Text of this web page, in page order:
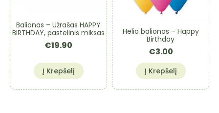
Balionas – Užrašas HAPPY
BIRTHDAY, pastelinis miksas
€19.90
Į Krepšelį
Helio balionas – Happy
Birthday
€3.00
Į Krepšelį